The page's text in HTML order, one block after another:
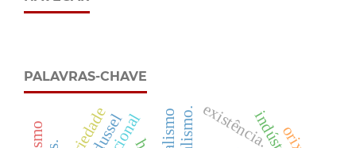
PALAVRAS-CHAVE
existência.